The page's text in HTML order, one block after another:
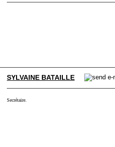
SYLVAINE BATAILLE
Secrétaire.